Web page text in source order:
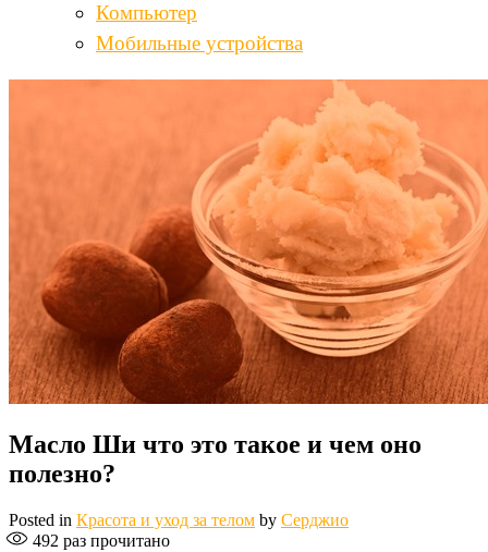
Компьютер
Мобильные устройства
Масло Ши что это такое и чем оно
полезно?
Posted in Красота и уход за телом by Серджио
492 раз прочитано